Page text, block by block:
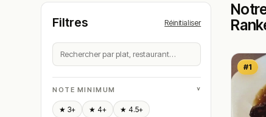
Filtres Réinitialiser
NOTE MINIMUM ˅
★ 3+ ★ 4+ ★ 4.5+
#1